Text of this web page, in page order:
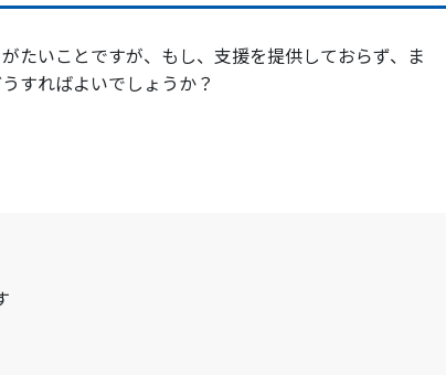
たいことですが、もし、支援を提供しておらず、ま
すればよいでしょうか？